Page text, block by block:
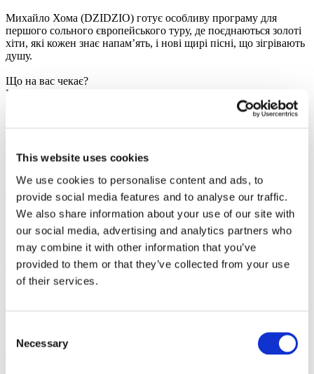
This website uses cookies
We use cookies to personalise content and ads, to
provide social media features and to analyse our traffic.
We also share information about your use of our site with
our social media, advertising and analytics partners who
may combine it with other information that you’ve
provided to them or that they’ve collected from your use
of their services.
Selection
Necessary
Михайло Хома (DZIDZIO) готує особливу програму для
першого сольного європейського туру, де поєднаються золоті
хіти, які кожен знає напам’ять, і нові щирі пісні, що зігрівають
душу.
Що на вас чекає?
Найвідоміші хіти: «Я і Сара», «Павук», «Каділак», «Вихідний»
та багато інших пісень, під які неможливо стояти на місці.
спілкуванням.
Атмосфера єдності: Разом заспіваємо пісні, що нагадують про
дім, дарують надію та заряджають оптимізмом.
Купуй квитки онлайн та готуйся запалювати разом із
DZIDZIO у Парижі!